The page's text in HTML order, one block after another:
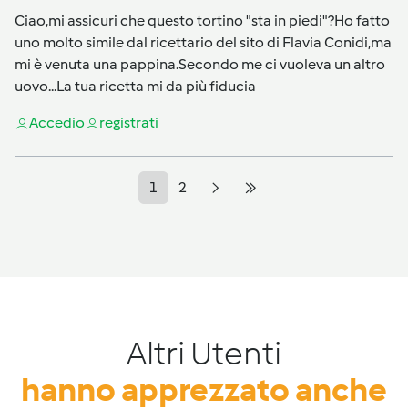
Ciao,mi assicuri che questo tortino "sta in piedi"?Ho fatto
uno molto simile dal ricettario del sito di Flavia Conidi,ma
mi è venuta una pappina.Secondo me ci vuoleva un altro
uovo...La tua ricetta mi da più fiducia
Accedio registrati
1 2
Altri Utenti
hanno apprezzato anche